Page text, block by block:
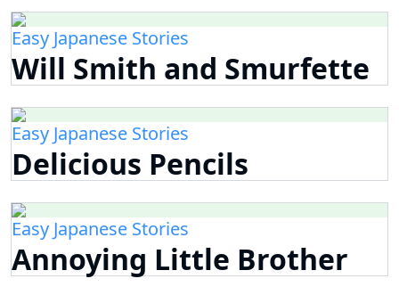
Easy Japanese Stories
Will Smith and Smurfette
Easy Japanese Stories
Delicious Pencils
Easy Japanese Stories
Annoying Little Brother